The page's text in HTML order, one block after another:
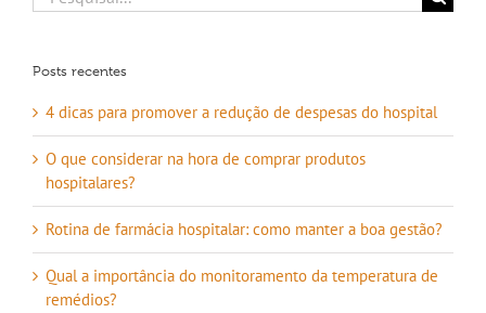
resultados
Posts recentes
4 dicas para promover a redução de despesas do hospital
O que considerar na hora de comprar produtos
hospitalares?
Rotina de farmácia hospitalar: como manter a boa gestão?
Qual a importância do monitoramento da temperatura de
remédios?